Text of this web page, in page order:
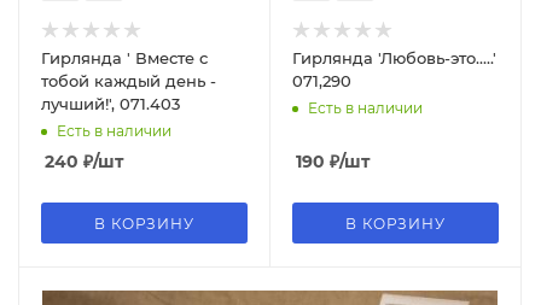
Гирлянда ' Вместе с
тобой каждый день -
лучший!', 071.403
Есть в наличии
240 ₽/шт
В КОРЗИНУ
Гирлянда 'Любовь-это.....'
071,290
Есть в наличии
190 ₽/шт
В КОРЗИНУ